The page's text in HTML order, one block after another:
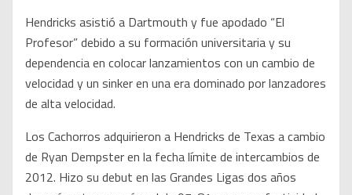
Hendricks asistió a Dartmouth y fue apodado “El
Profesor” debido a su formación universitaria y su
dependencia en colocar lanzamientos con un cambio de
velocidad y un sinker en una era dominado por lanzadores
de alta velocidad.
Los Cachorros adquirieron a Hendricks de Texas a cambio
de Ryan Dempster en la fecha límite de intercambios de
2012. Hizo su debut en las Grandes Ligas dos años